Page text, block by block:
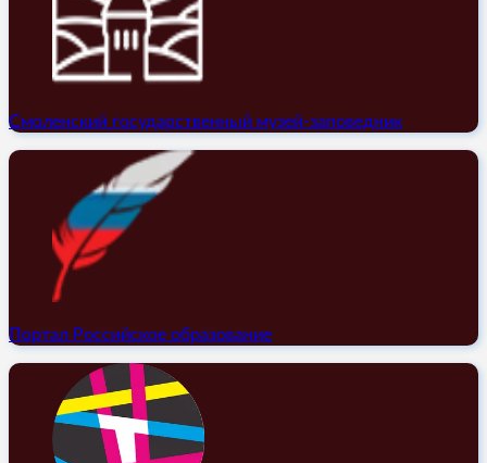
Смоленский государственный музей-заповедник
Портал Российское образование